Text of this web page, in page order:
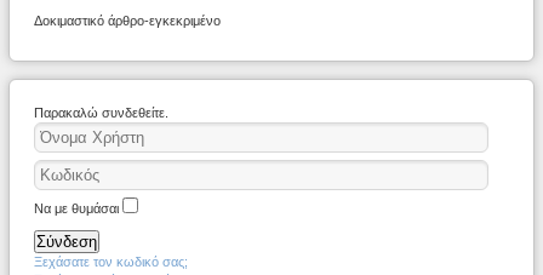
Δοκιμαστικό άρθρο-εγκεκριμένο
Παρακαλώ συνδεθείτε.
Να με θυμάσαι
Σύνδεση
Ξεχάσατε τον κωδικό σας;